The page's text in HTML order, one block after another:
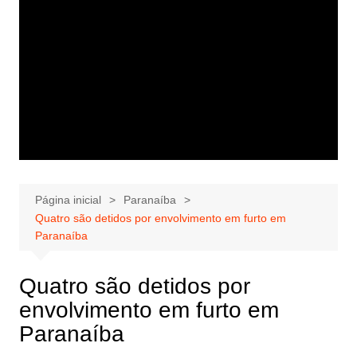
Página inicial
Paranaíba
Quatro são detidos por envolvimento em furto em
Paranaíba
Quatro são detidos por
envolvimento em furto em
Paranaíba